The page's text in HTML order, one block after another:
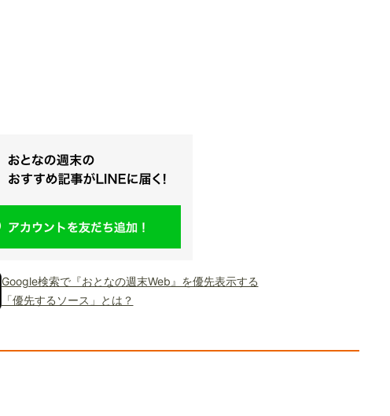
Google検索で『おとなの週末Web』を優先表示する
「優先するソース」とは？